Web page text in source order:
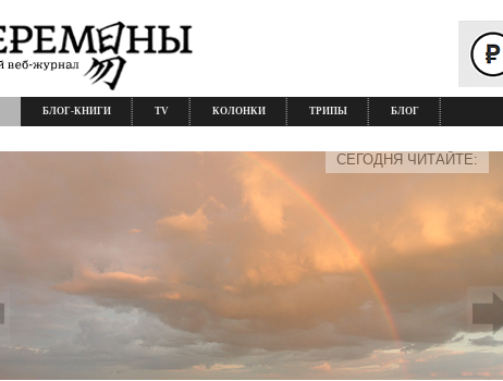
БЛОГ-КНИГИ TV КОЛОНКИ ТРИПЫ БЛОГ
СЕГОДНЯ ЧИТАЙТЕ: